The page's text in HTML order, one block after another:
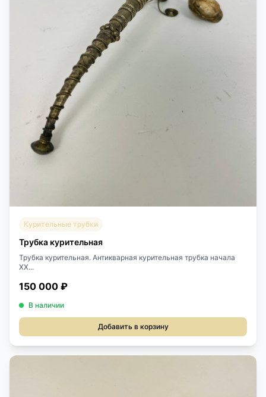
Курительные трубки
Трубка курительная
Трубка курительная. Антикварная курительная трубка начала
XX...
150 000 ₽
В наличии
Добавить в корзину